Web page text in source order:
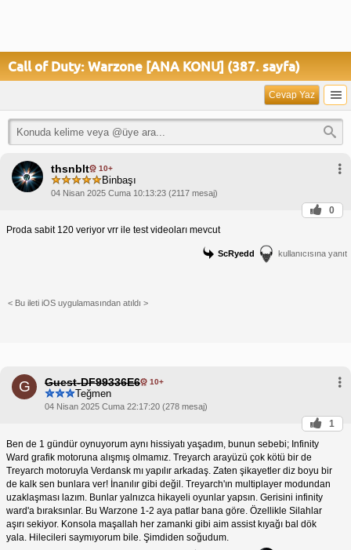
Call of Duty: Warzone [ANA KONU] (387. sayfa)
Cevap Yaz
thsnblt 10+
Binbaşı
04 Nisan 2025 Cuma 10:13:23 (2117 mesaj)
0
Proda sabit 120 veriyor vrr ile test videoları mevcut
ScRyedd kullanıcısına yanıt
< Bu ileti iOS uygulamasından atıldı >
G Guest-DF99336E6 10+
Teğmen
04 Nisan 2025 Cuma 22:17:20 (278 mesaj)
1
Ben de 1 gündür oynuyorum aynı hissiyatı yaşadım, bunun sebebi; Infinity
Ward grafik motoruna alışmış olmamız. Treyarch arayüzü çok kötü bir de
Treyarch motoruyla Verdansk mı yapılır arkadaş. Zaten şikayetler diz boyu bir
de kalk sen bunlara ver! İnanılır gibi değil. Treyarch'ın multiplayer modundan
uzaklaşması lazım. Bunlar yalnızca hikayeli oyunlar yapsın. Gerisini infinity
ward'a bıraksınlar. Bu Warzone 1-2 aya patlar bana göre. Özellikle Silahlar
aşırı sekiyor. Konsola maşallah her zamanki gibi aim assist kıyağı bal dök
yala. Hilecileri saymıyorum bile. Şimdiden soğudum.